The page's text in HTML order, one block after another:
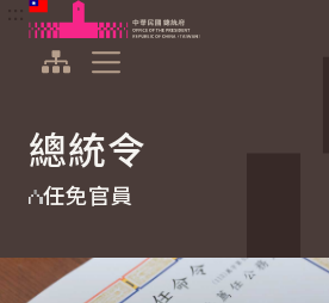
跳到主要內容
中華民國總統府
總統令
任免官員